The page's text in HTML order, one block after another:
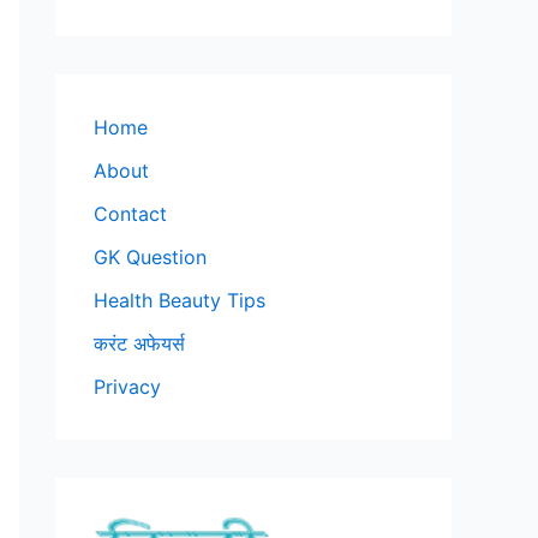
Home
About
Contact
GK Question
Health Beauty Tips
करंट अफेयर्स
Privacy